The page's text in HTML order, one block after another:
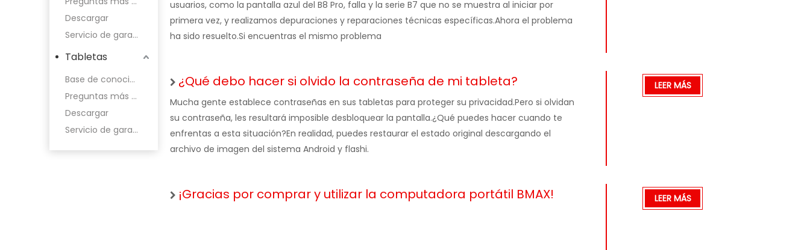
Descargar
Servicio de garantía
Tabletas
Base de conocimientos y vídeos de funcionamiento
Preguntas más frecuentes
Descargar
Servicio de garantía
usuarios, como la pantalla azul del B8 Pro, falla y la serie B7 que no se muestra al iniciar por
primera vez, y realizamos depuraciones y reparaciones técnicas específicas.Ahora el problema
ha sido resuelto.Si encuentras el mismo problema
¿Qué debo hacer si olvido la contraseña de mi tableta?
Mucha gente establece contraseñas en sus tabletas para proteger su privacidad.Pero si olvidan
su contraseña, les resultará imposible desbloquear la pantalla.¿Qué puedes hacer cuando te
enfrentas a esta situación?En realidad, puedes restaurar el estado original descargando el
archivo de imagen del sistema Android y flashi.
LEER MÁS
¡Gracias por comprar y utilizar la computadora portátil BMAX! LEER MÁS